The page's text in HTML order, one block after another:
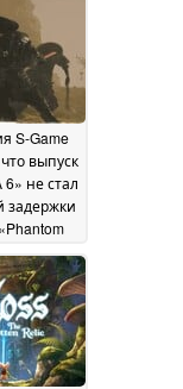
S-Game
выпуск
6» не стал
задержки
14 June 2026